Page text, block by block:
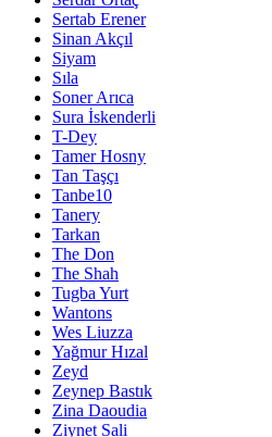
Sertab Erener
Sinan Akçıl
Siyam
Sıla
Soner Arıca
Sura İskenderli
T-Dey
Tamer Hosny
Tan Taşçı
Tanbe10
Tanery
Tarkan
The Don
The Shah
Tugba Yurt
Wantons
Wes Liuzza
Yağmur Hızal
Zeyd
Zeynep Bastık
Zina Daoudia
Ziynet Sali